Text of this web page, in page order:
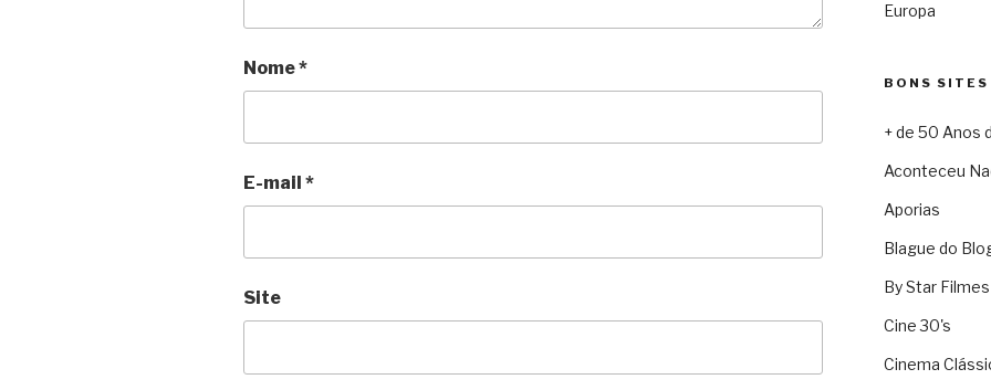
Nome*
E-mail *
Site
Europa
BONS SITES
+ de 50 Anos
Aconteceu
Aporias
Blague do
By Star Filmes
Cine 30's
Cinema